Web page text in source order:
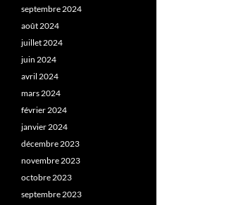
septembre 2024
août 2024
juillet 2024
juin 2024
avril 2024
mars 2024
février 2024
janvier 2024
décembre 2023
novembre 2023
octobre 2023
septembre 2023